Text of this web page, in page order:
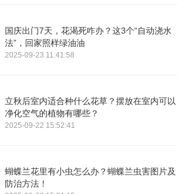
国庆出门7天，花渴死咋办？这3个“自动浇水
法”，回家照样绿油油
2025-09-23 11:41:58
立秋后室内适合种什么花草？摆放在室内可以
净化空气的植物有哪些？
2025-09-22 15:52:41
蝴蝶兰花里有小虫怎么办？蝴蝶兰虫害图片及
防治方法！